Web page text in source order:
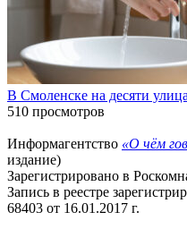
В Смоленске на десяти
510 просмотров
Информагентство «О чём
издание)
Зарегистрировано в
Запись в реестре
68403 от 16.01.2017 г.